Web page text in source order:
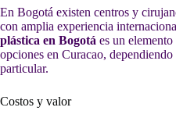
En Bogotá existen centros y
con amplia experiencia
plástica en Bogotá es un
opciones en Curacao,
particular.
Costos y valor